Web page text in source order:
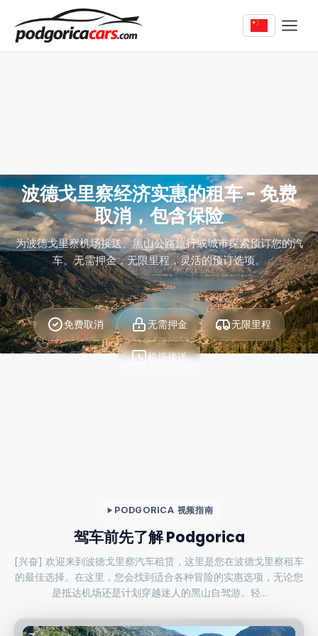
波德戈里察经济实惠的租车 - 免费
取消，包含保险
为波德戈里察机场接送、黑山公路旅行或城市探索预订您的汽
车。无需押金，无限里程，灵活的预订选项。
免费取消 无需押金 无限里程
机场接送
PODGORICA 视频指南
驾车前先了解 Podgorica
[兴奋] 欢迎来到波德戈里察汽车租赁，这里是您在波德戈里察租车
的最佳选择。在这里，您会找到适合各种冒险的实惠选项，无论您
是抵达机场还是计划穿越迷人的黑山自驾游。轻...